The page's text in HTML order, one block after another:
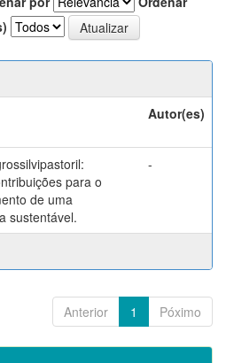
Autor(es)
para o
de uma
sustentável.
-
Anterior 1 Póximo